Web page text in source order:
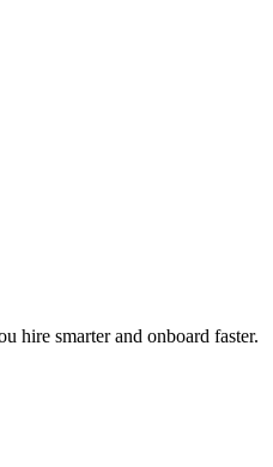
hire smarter and onboard faster.